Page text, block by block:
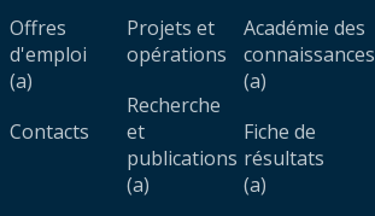
Offres
d'emploi
(a)
Contacts
Projets et
opérations
Recherche
et
publications
(a)
Académie des
connaissances
(a)
Fiche de
résultats
(a)